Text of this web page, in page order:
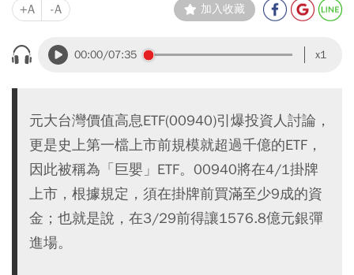
+A -A 加入收藏
00:00/07:35 x1
元大台灣價值高息ETF(00940)引爆投資人討論，
更是史上第一檔上市前規模就超過千億的ETF，
因此被稱為「巨嬰」ETF。00940將在4/1掛牌
上市，根據規定，須在掛牌前買滿至少9成的資
金；也就是說，在3/29前得讓1576.8億元銀彈
進場。